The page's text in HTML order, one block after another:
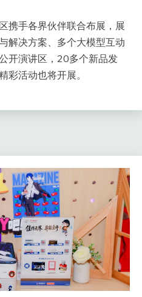
携手各界伙伴联合布展，展
解决方案、多个大模型互动
开演讲区，20多个新品发
彩活动也将开展。